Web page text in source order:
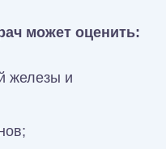
может оценить:
железы и